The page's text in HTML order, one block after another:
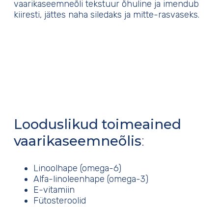
vaarikaseemneõli tekstuur õhuline ja imendub
kiiresti, jättes naha siledaks ja mitte-rasvaseks.
Looduslikud toimeained
vaarikaseemneõlis:
Linoolhape (omega-6)
Alfa-linoleenhape (omega-3)
E-vitamiin
Fütosteroolid